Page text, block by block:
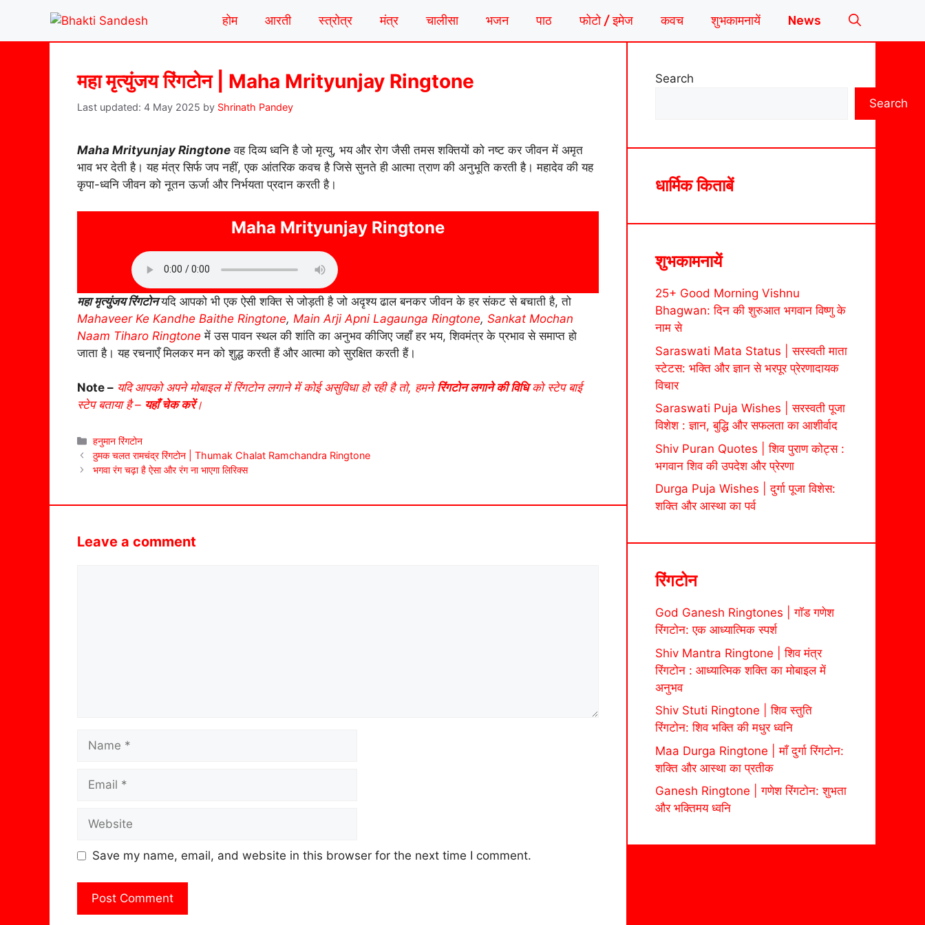
content
होम आरती स्त्रोत्र मंत्र चालीसा भजन पाठ फोटो / इमेज कवच शुभकामनायें News
महा मृत्युंजय रिंगटोन | Maha Mrityunjay Ringtone
4 May 2025 by Shrinath Pandey
Maha Mrityunjay Ringtone वह दिव्य ध्वनि है जो मृत्यु, भय और रोग जैसी तमस शक्तियों को नष्ट कर जीवन में अमृत
भाव भर देती है। यह मंत्र सिर्फ जप नहीं, एक आंतरिक कवच है जिसे सुनते ही आत्मा त्राण की अनुभूति करती है। महादेव की यह
कृपा-ध्वनि जीवन को नूतन ऊर्जा और निर्भयता प्रदान करती है।
Maha Mrityunjay Ringtone
महा मृत्युंजय रिंगटोनयदि आपको भी एक ऐसी शक्ति से जोड़ती है जो अदृश्य ढाल बनकर जीवन के हर संकट से बचाती है, तो
Mahaveer Ke Kandhe Baithe Ringtone, Main Arji Apni Lagaunga Ringtone, Sankat Mochan
Naam Tiharo Ringtone में उस पावन स्थल की शांति का अनुभव कीजिए जहाँ हर भय, शिवमंत्र के प्रभाव से समाप्त हो
जाता है। यह रचनाएँ मिलकर मन को शुद्ध करती हैं और आत्मा को सुरक्षित करती हैं।
Note – यदि आपको अपने मोबाइल में रिंगटोन लगाने में कोई असुविधा हो रही है तो, हमनेरिंगटोन लगाने की विधिको स्टेप बाई
स्टेप बताया है – यहाँ चेक करें।
Categories
हनुमान रिंगटोन
ठुमक चलत रामचंद्र रिंगटोन | Thumak Chalat Ramchandra Ringtone
भगवा रंग चढ़ा है ऐसा और रंग ना भाएगा लिरिक्स
Leave a comment
Name
Email
Website
Save my name, email, and website in this browser for the next time I comment.
Search
Search
धार्मिक किताबें
शुभकामनायें
25+ Good Morning Vishnu
Bhagwan: दिन की शुरुआत भगवान विष्णु के
नाम से
Saraswati Mata Status | सरस्वती माता
स्टेटस: भक्ति और ज्ञान से भरपूर प्रेरणादायक
विचार
Saraswati Puja Wishes | सरस्वती पूजा
विशेश : ज्ञान, बुद्धि और सफलता का आशीर्वाद
Shiv Puran Quotes | शिव पुराण कोट्स :
भगवान शिव की उपदेश और प्रेरणा
Durga Puja Wishes | दुर्गा पूजा विशेस:
शक्ति और आस्था का पर्व
रिंगटोन
God Ganesh Ringtones | गॉड गणेश
रिंगटोन: एक आध्यात्मिक स्पर्श
Shiv Mantra Ringtone | शिव मंत्र
रिंगटोन : आध्यात्मिक शक्ति का मोबाइल में
अनुभव
Shiv Stuti Ringtone | शिव स्तुति
रिंगटोन: शिव भक्ति की मधुर ध्वनि
Maa Durga Ringtone | माँ दुर्गा रिंगटोन:
शक्ति और आस्था का प्रतीक
Ganesh Ringtone | गणेश रिंगटोन: शुभता
और भक्तिमय ध्वनि